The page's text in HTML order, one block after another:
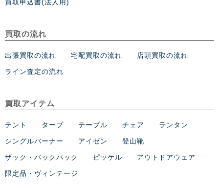
買取申込書(法人用)
買取の流れ
出張買取の流れ 宅配買取の流れ 店頭買取の流れ
ライン査定の流れ
買取アイテム
テント タープ テーブル チェア ランタン
シングルバーナー アイゼン 登山靴
ザック・バックパック ピッケル アウトドアウェア
限定品・ヴィンテージ